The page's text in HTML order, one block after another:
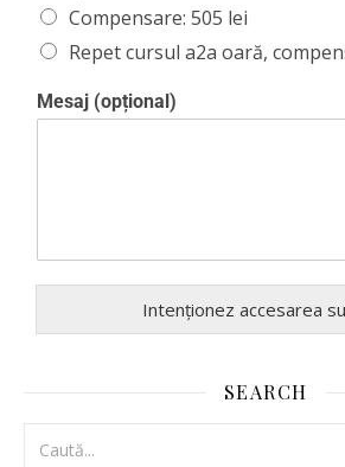
Compensare: 505 lei
Repet cursul a2a oară,
Mesaj (opțional)
Intenționez accesarea
SEARCH